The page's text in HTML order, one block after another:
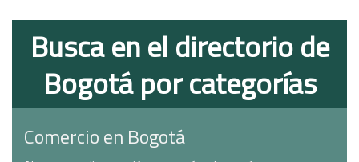
Busca en el directorio de
Bogotá por categorías
Comercio en Bogotá